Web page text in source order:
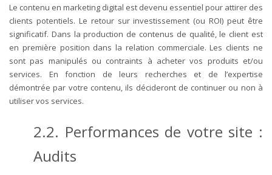
Le contenu en marketing digital est devenu essentiel pour attirer des
clients potentiels. Le retour sur investissement (ou ROI) peut être
significatif. Dans la production de contenus de qualité, le client est
en première position dans la relation commerciale. Les clients ne
sont pas manipulés ou contraints à acheter vos produits et/ou
services. En fonction de leurs recherches et de l’expertise
démontrée par votre contenu, ils décideront de continuer ou non à
utiliser vos services.
2.2. Performances de votre site :
Audits